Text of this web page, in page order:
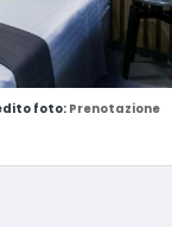
foto:Prenotazione